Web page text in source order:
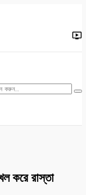
জাতীয় যশোর
করে রাস্তা